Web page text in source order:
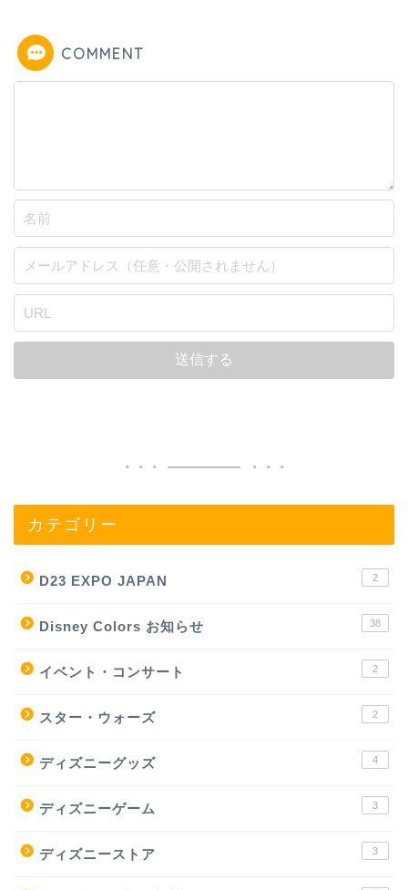
COMMENT
カテゴリー
D23 EXPO JAPAN 2
Disney Colors お知らせ 38
イベント・コンサート 2
スター・ウォーズ 2
ディズニーグッズ 4
ディズニーゲーム 3
ディズニーストア 3